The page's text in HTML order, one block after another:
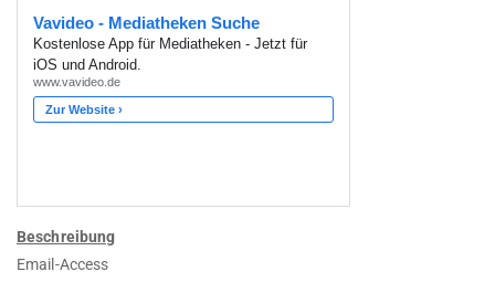
Beschreibung
Email-Access